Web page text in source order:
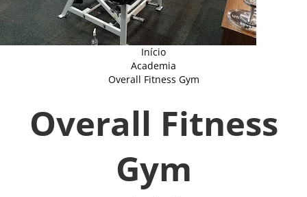
Início
Academia
Overall Fitness Gym
Overall Fitness
Gym